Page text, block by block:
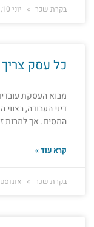
בקרת שכר יוני 10, 2018
כל עסק
מבוא העסקת
דיני העבודה,
המסים. אך למרות
קרא עוד »
בקרת שכר אוגוסט 27, 2020